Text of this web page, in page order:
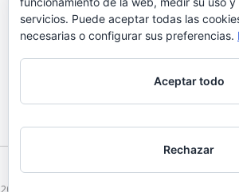
Mobile: +34 652 83 71 98
hola@carloscastrofotografo.com
servicios. Puede aceptar todas las
necesarias o configurar sus preferencias.
Aceptar todo
Rechazar